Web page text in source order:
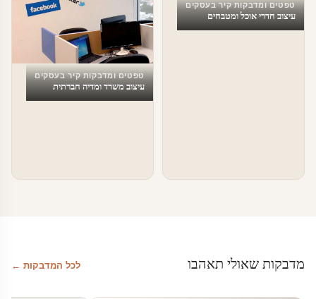
טפטים ומדבקות קיר בעסקים
עיצוב חדרי אוכל ומטבחים
טפטים ומדבקות קיר בעסקים
עיצוב משרד ומדיה חברתית
מדבקות שאולי תאהבו לכל המדבקות ←